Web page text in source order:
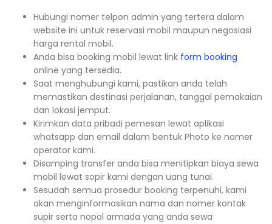
Hubungi nomer telpon admin yang tertera dalam
website ini untuk reservasi mobil maupun negosiasi
harga rental mobil.
Anda bisa booking mobil lewat link form booking
online yang tersedia.
Saat menghubungi kami, pastikan anda telah
memastikan destinasi perjalanan, tanggal pemakaian
dan lokasi jemput.
Kirimkan data pribadi pemesan lewat aplikasi
whatsapp dan email dalam bentuk Photo ke nomer
operator kami.
Disamping transfer anda bisa menitipkan biaya sewa
mobil lewat sopir kami dengan uang tunai.
Sesudah semua prosedur booking terpenuhi, kami
akan menginformasikan nama dan nomer kontak
supir serta nopol armada yang anda sewa